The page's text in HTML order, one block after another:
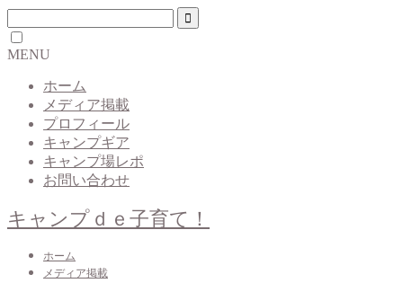
MENU
ホーム
メディア掲載
プロフィール
キャンプギア
キャンプ場レポ
お問い合わせ
キャンプｄｅ子育て！
ホーム
メディア掲載